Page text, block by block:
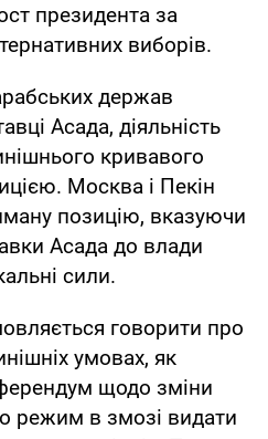
президента за
виборів.
держав
Асада, діяльність
кривавого
Москва і Пекін
позицію, вказуючи
Асада до влади
сили.
говорити про
умовах, як
щодо зміни
режим в змозі видати